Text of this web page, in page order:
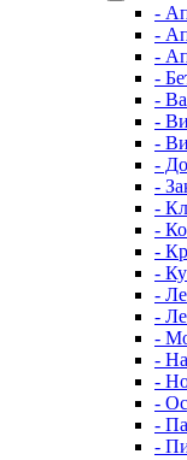
-
-
-
-
-
-
-
-
-
-
-
-
-
-
-
-
-
-
-
-
-